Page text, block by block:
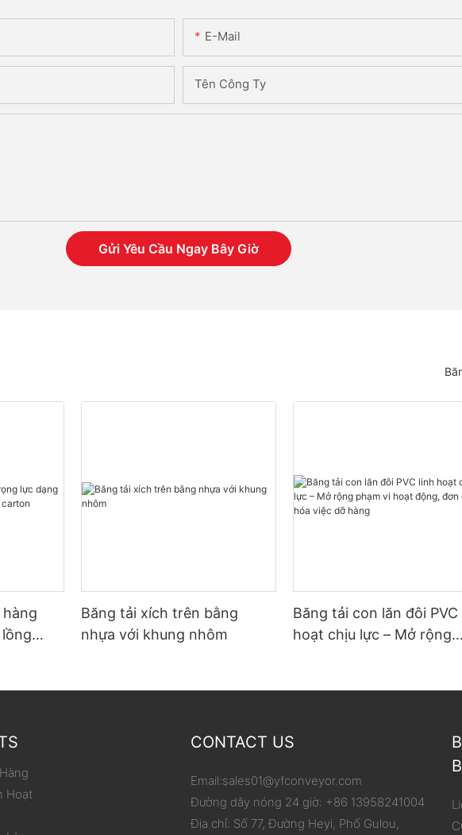
E-Mail
Tên Công Ty
Gửi Yêu Cầu Ngay Bây Giờ
Băng tải xích trên bằng
nhựa với khung nhôm
Băng tải con lăn đôi PVC
hoạt chịu lực – Mở rộng
Hoạt
CONTACT US
Email:sales01@yfconveyor.com
Đường dây nóng 24 giờ: +86 13958241004
Địa chỉ: Số 77, Đường Heyi, Phố Gulou,